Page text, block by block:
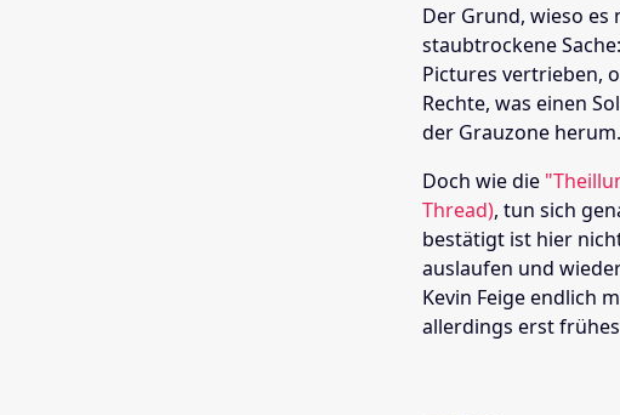
Der Grund, wieso
staubtrockene
Pictures vertrieben,
Rechte, was einen
der Grauzone herum.
Doch wie die
Thread), tun sich
bestätigt ist hier
auslaufen und
Kevin Feige endlich
allerdings erst